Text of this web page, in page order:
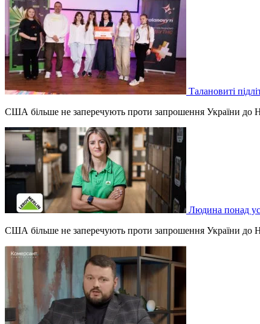
Талановиті
США більше не заперечують проти запрошення України до
Людина понад
США більше не заперечують проти запрошення України до